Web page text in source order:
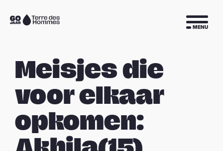
Sla navigatie over
Naar
homepage
MENU
Meisjes die
voor elkaar
opkomen: